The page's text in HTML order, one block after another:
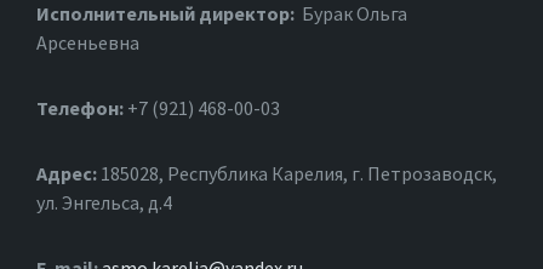
Исполнительный директор: Бурак Ольга
Арсеньевна
Телефон: +7 (921) 468-00-03
Адрес: 185028, Республика Карелия, г. Петрозаводск,
ул. Энгельса, д.4